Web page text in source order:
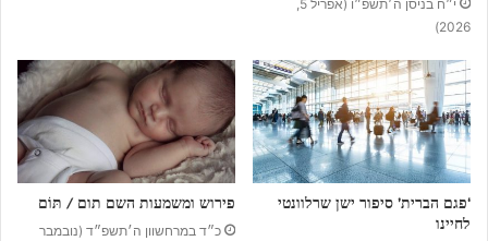
2026)
‘פגם הברית’ סיפור ישן שרלוונטי
לחיינו
פירוש ומשמעות השם תום / תּוֹם
כ״ד במרחשוון ה׳תשפ״ד (נובמבר